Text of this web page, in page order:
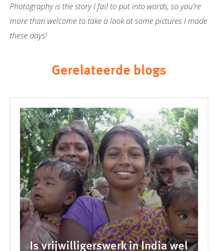
Photography is the story I fail to put into words, so you're
more than welcome to take a look at some pictures I made
these days!
Gerelateerde blogs
Is vrijwilligerswerk in India wel